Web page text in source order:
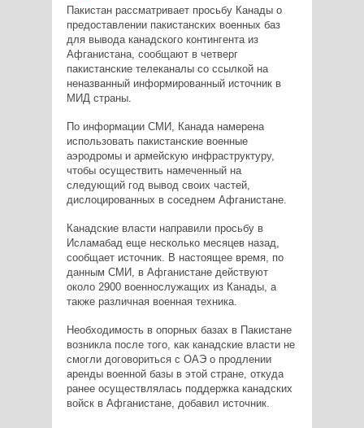
Пакистан рассматривает просьбу Канады о
предоставлении пакистанских военных баз
для вывода канадского контингента из
Афганистана, сообщают в четверг
пакистанские телеканалы со ссылкой на
неназванный информированный источник в
МИД страны.
По информации СМИ, Канада намерена
использовать пакистанские военные
аэродромы и армейскую инфраструктуру,
чтобы осуществить намеченный на
следующий год вывод своих частей,
дислоцированных в соседнем Афганистане.
Канадские власти направили просьбу в
Исламабад еще несколько месяцев назад,
сообщает источник. В настоящее время, по
данным СМИ, в Афганистане действуют
около 2900 военнослужащих из Канады, а
также различная военная техника.
Необходимость в опорных базах в Пакистане
возникла после того, как канадские власти не
смогли договориться с ОАЭ о продлении
аренды военной базы в этой стране, откуда
ранее осуществлялась поддержка канадских
войск в Афганистане, добавил источник.